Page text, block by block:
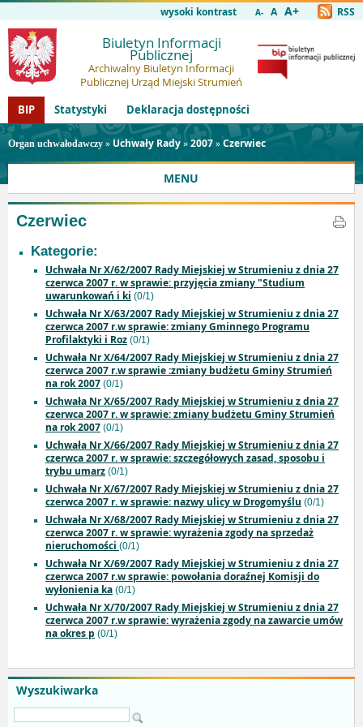
wysoki kontrast A- A A+ RSS
Biuletyn Informacji
Publicznej
Archiwalny Biuletyn Informacji
Publicznej Urząd Miejski Strumień
BIP
Statystyki Deklaracja dostępności
Organ uchwałodawczy » Uchwały Rady»2007»Czerwiec
MENU
Wyszukiwarka
Czerwiec
Kategorie:
Uchwała Nr X/62/2007 Rady Miejskiej w Strumieniu z dnia 27
czerwca 2007 r. w sprawie: przyjęcia zmiany "Studium
uwarunkowań i ki (0/1)
Uchwała Nr X/63/2007 Rady Miejskiej w Strumieniu z dnia 27
czerwca 2007 r.w sprawie: zmiany Gminnego Programu
Profilaktyki i Roz (0/1)
Uchwała Nr X/64/2007 Rady Miejskiej w Strumieniu z dnia 27
czerwca 2007 r.w sprawie :zmiany budżetu Gminy Strumień
na rok 2007 (0/1)
Uchwała Nr X/65/2007 Rady Miejskiej w Strumieniu z dnia 27
czerwca 2007 r. w sprawie: zmiany budżetu Gminy Strumień
na rok 2007 (0/1)
Uchwała Nr X/66/2007 Rady Miejskiej w Strumieniu z dnia 27
czerwca 2007 r. w sprawie: szczegółowych zasad, sposobu i
trybu umarz (0/1)
Uchwała Nr X/67/2007 Rady Miejskiej w Strumieniu z dnia 27
czerwca 2007 r. w sprawie: nazwy ulicy w Drogomyślu (0/1)
Uchwała Nr X/68/2007 Rady Miejskiej w Strumieniu z dnia 27
czerwca 2007 r. w sprawie: wyrażenia zgody na sprzedaż
nieruchomości (0/1)
Uchwała Nr X/69/2007 Rady Miejskiej w Strumieniu z dnia 27
czerwca 2007 r.w sprawie: powołania doraźnej Komisji do
wyłonienia ka (0/1)
Uchwała Nr X/70/2007 Rady Miejskiej w Strumieniu z dnia 27
czerwca 2007 r.w sprawie: wyrażenia zgody na zawarcie umów
na okres p (0/1)